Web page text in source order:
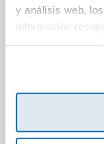
y análisis web,
información
Con 7
12,95€